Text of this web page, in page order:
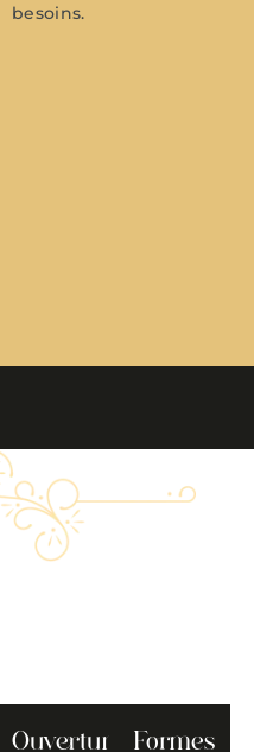
besoins.
OuverturesFormes